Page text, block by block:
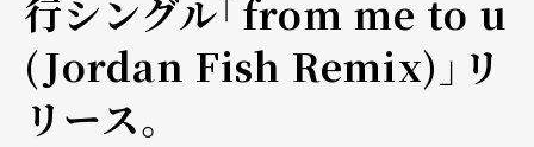
行シングル「from me to u
(Jordan Fish Remix)」リ
リース。